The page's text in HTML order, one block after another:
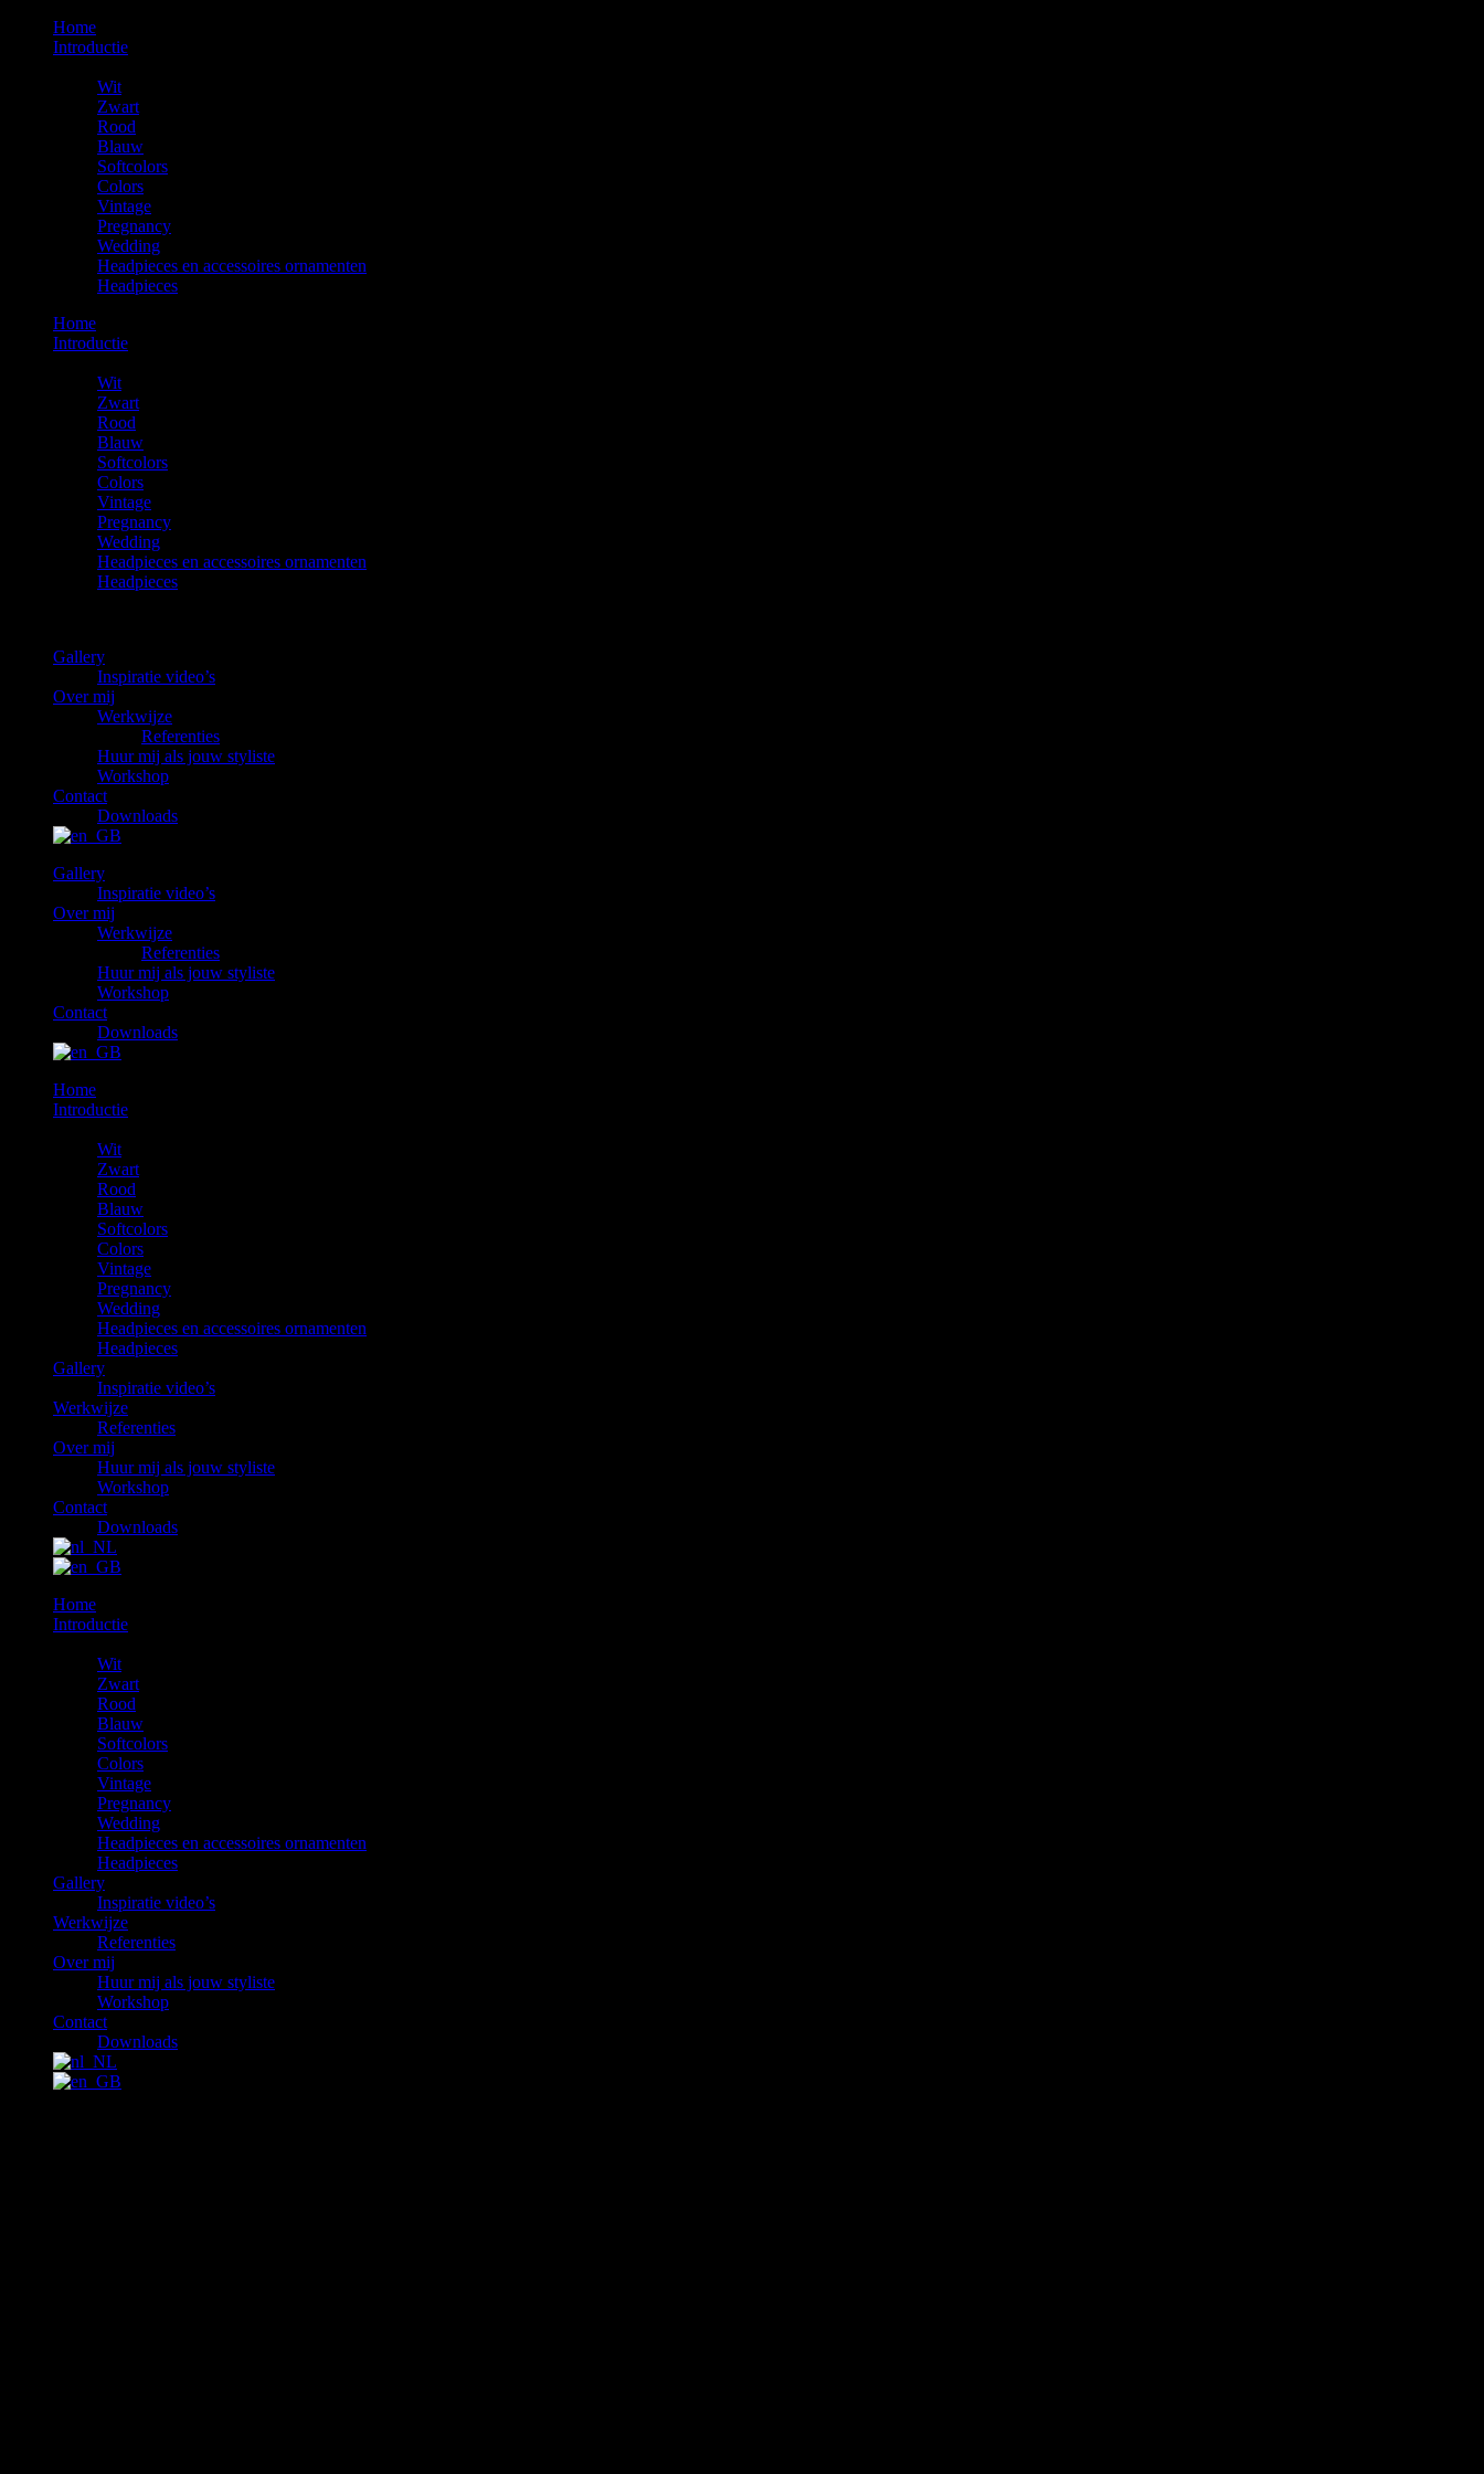
Home
Introductie
Wit
Zwart
Rood
Blauw
Softcolors
Colors
Vintage
Pregnancy
Wedding
Headpieces en accessoires ornamenten
Headpieces
Home
Introductie
Wit
Zwart
Rood
Blauw
Softcolors
Colors
Vintage
Pregnancy
Wedding
Headpieces en accessoires ornamenten
Headpieces
Gallery
Inspiratie video’s
Over mij
Werkwijze
Referenties
Huur mij als jouw styliste
Workshop
Contact
Downloads
Gallery
Inspiratie video’s
Over mij
Werkwijze
Referenties
Huur mij als jouw styliste
Workshop
Contact
Downloads
Home
Introductie
Wit
Zwart
Rood
Blauw
Softcolors
Colors
Vintage
Pregnancy
Wedding
Headpieces en accessoires ornamenten
Headpieces
Gallery
Inspiratie video’s
Werkwijze
Referenties
Over mij
Huur mij als jouw styliste
Workshop
Contact
Downloads
Home
Introductie
Wit
Zwart
Rood
Blauw
Softcolors
Colors
Vintage
Pregnancy
Wedding
Headpieces en accessoires ornamenten
Headpieces
Gallery
Inspiratie video’s
Werkwijze
Referenties
Over mij
Huur mij als jouw styliste
Workshop
Contact
Downloads